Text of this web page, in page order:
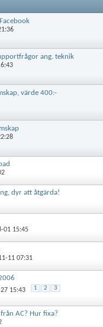
ang. teknik
värde 400:-
dyr att åtgärda!
01 15:45
11 07:31
15:43 1 2 3
AC? Hur fixa?